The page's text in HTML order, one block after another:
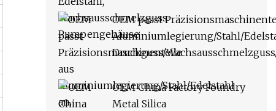
OEM passt
Aluminiumlegierung/Stahl/
Druckguss/
OEM China Factory Foundry
Metal Silica